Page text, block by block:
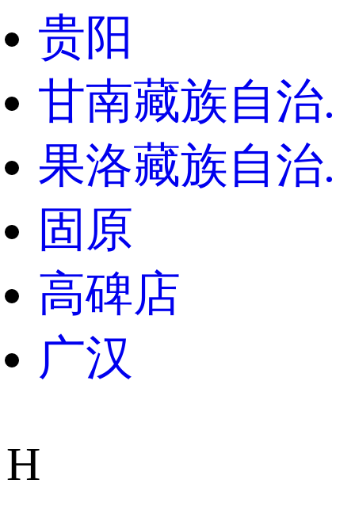
贵阳
甘南藏族自治.
果洛藏族自治.
固原
高碑店
广汉
H